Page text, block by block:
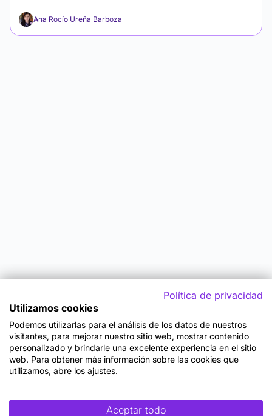
Ana Rocío Ureña Barboza
Política de privacidad
Utilizamos cookies
Podemos utilizarlas para el análisis de los datos de nuestros
visitantes, para mejorar nuestro sitio web, mostrar contenido
personalizado y brindarle una excelente experiencia en el sitio
web. Para obtener más información sobre las cookies que
utilizamos, abre los ajustes.
Aceptar todo